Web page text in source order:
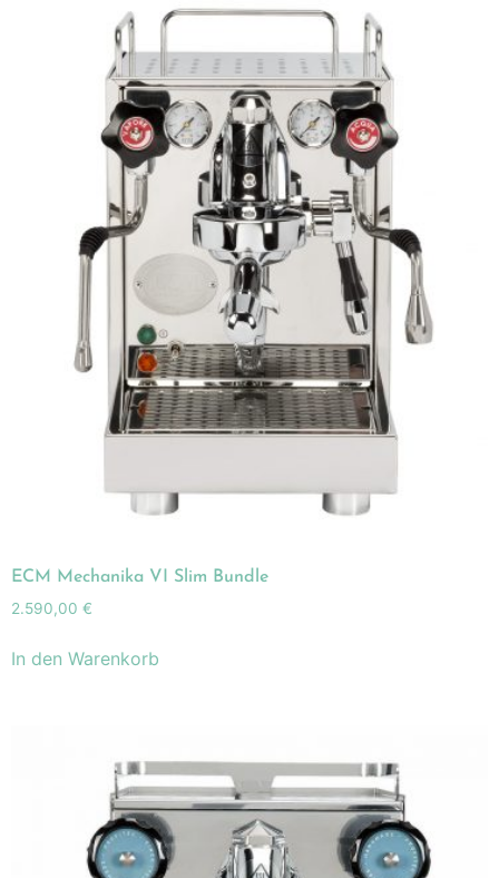
ECM Mechanika VI Slim Bundle
2.590,00 €
In den Warenkorb